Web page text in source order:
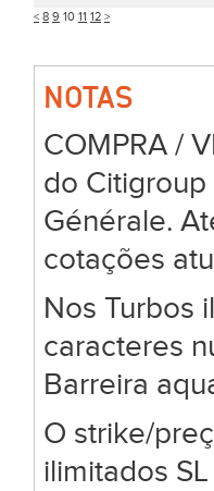
< 8 9 10 11 12 >
NOTAS
COMPRA /
do
Générale.
cotações
Nos Turbos
caracteres
Barreira
O strike/
ilimitados